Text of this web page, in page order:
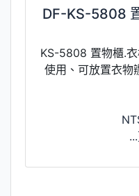
DF-KS-5808
KS-5808 置物櫃.
使用、可放置衣